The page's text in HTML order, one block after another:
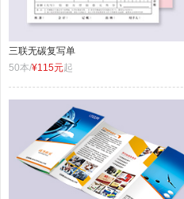
三联无碳复写单
50本/¥115元起